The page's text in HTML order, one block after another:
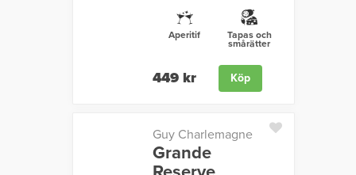
Aperitif Tapas och
smårätter
449 kr Köp
Guy Charlemagne
Grande